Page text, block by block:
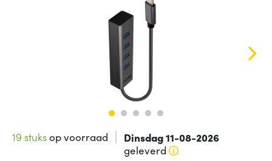
19 stuksop voorraad Dinsdag 11-08-2026
geleverd